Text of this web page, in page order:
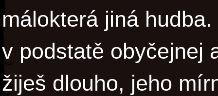
málokterá jiná
v podstatě obyčejnej
žiješ dlouho, jeho